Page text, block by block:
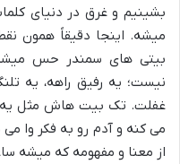
بشینیم و غرق در دنیای
میشه. اینجا دقیقاً همون
بیتی های سمندر حس
نیست؛ یه رفیق راهه، یه
غفلت. تک بیت هاش مثل یه
می کنه و آدم رو به فکر وا
از معنا و مفهومه که میشه